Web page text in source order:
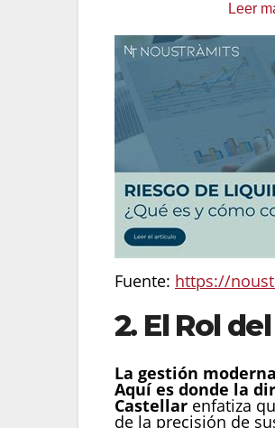
Leer
Fuente: https://
2. El Rol
La gestión
Aquí es donde la
Castellar enfatiza
de la precisión de